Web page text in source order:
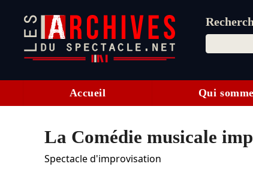
Accueil Qui
La Comédie musicale
Spectacle d'improvisation